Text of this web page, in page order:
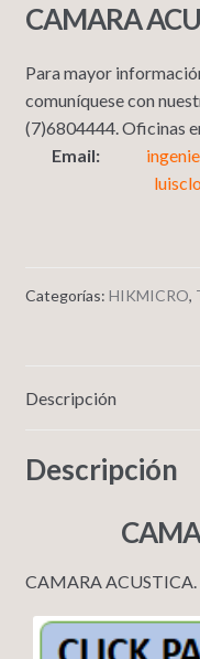
CAMARA
Para mayor
comuníquese con
(7)6804444.
Email:
Categorías: HIKMICRO,
Descripción
Descripción
CAMARA ACUSTICA.